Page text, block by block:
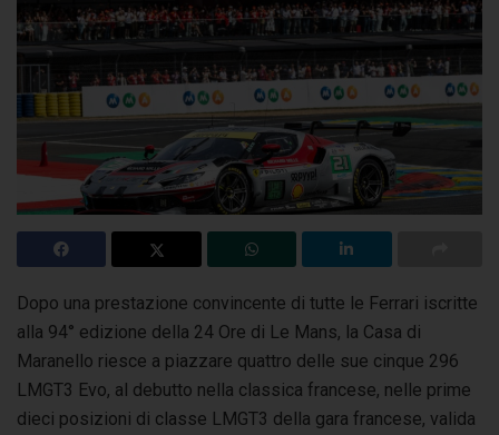
Dopo una prestazione convincente di tutte le Ferrari iscritte
alla 94° edizione della 24 Ore di Le Mans, la Casa di
Maranello riesce a piazzare quattro delle sue cinque 296
LMGT3 Evo, al debutto nella classica francese, nelle prime
dieci posizioni di classe LMGT3 della gara francese, valida